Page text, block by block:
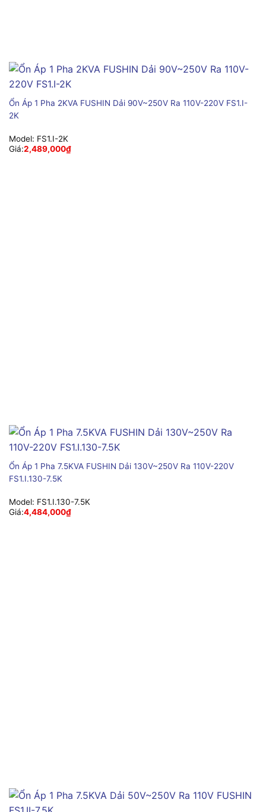
Ổn Áp 1 Pha 2KVA FUSHIN Dải 90V~250V Ra 110V-220V FS1.I-
2K
Model: FS1.I-2K
Giá:2,489,000₫
Ổn Áp 1 Pha 7.5KVA FUSHIN Dải 130V~250V Ra 110V-220V
FS1.I.130-7.5K
Model: FS1.I.130-7.5K
Giá:4,484,000₫